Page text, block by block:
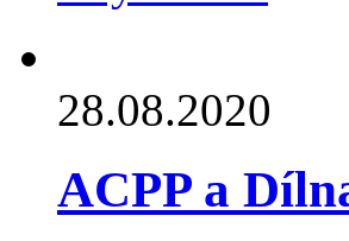
28.08.2020
ACPP a